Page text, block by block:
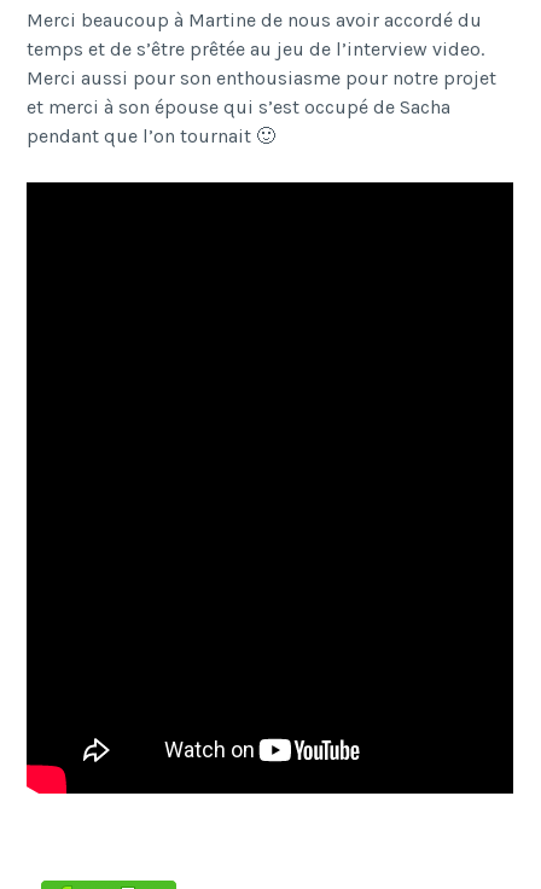
Merci beaucoup à Martine de nous avoir accordé du
temps et de s’être prêtée au jeu de l’interview video.
Merci aussi pour son enthousiasme pour notre projet
et merci à son épouse qui s’est occupé de Sacha
pendant que l’on tournait 🙂